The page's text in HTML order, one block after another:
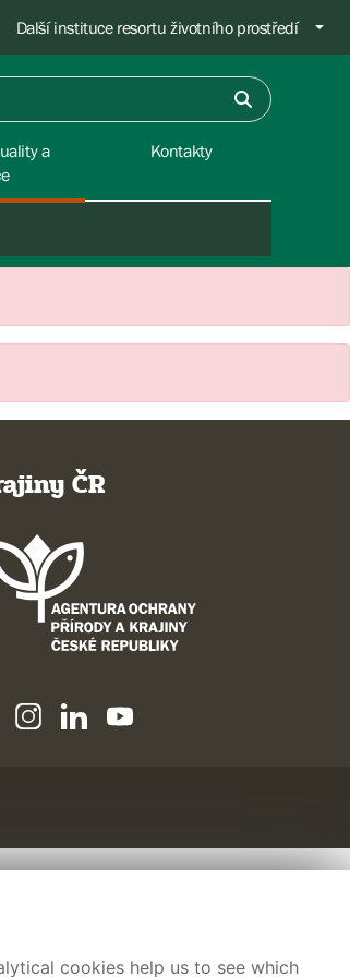
Další instituce resortu životního prostředí
a
Kontakty
ČR
cookies help us to see which